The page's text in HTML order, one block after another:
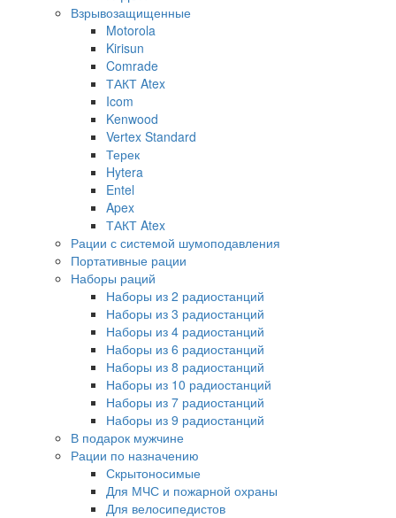
Взрывозащищенные
Motorola
Kirisun
Comrade
ТАКТ Atex
Icom
Kenwood
Vertex Standard
Терек
Hytera
Entel
Apex
ТАКТ Atex
Рации с системой шумоподавления
Портативные рации
Наборы раций
Наборы из 2 радиостанций
Наборы из 3 радиостанций
Наборы из 4 радиостанций
Наборы из 6 радиостанций
Наборы из 8 радиостанций
Наборы из 10 радиостанций
Наборы из 7 радиостанций
Наборы из 9 радиостанций
В подарок мужчине
Рации по назначению
Скрытоносимые
Для МЧС и пожарной охраны
Для велосипедистов